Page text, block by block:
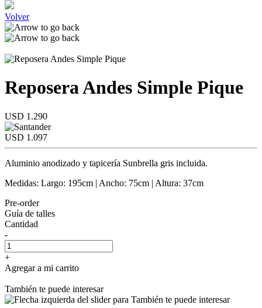
Volver
Reposera Andes Simple Pique
USD 1.290
USD 1.097
Aluminio anodizado y tapicería Sunbrella gris incluida.
Medidas: Largo: 195cm | Ancho: 75cm | Altura: 37cm
Pre-order
Guía de talles
Cantidad
-
+
Agregar a mi carrito
También te puede interesar